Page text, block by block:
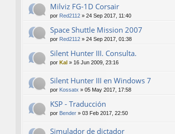
Milviz FG-1D Corsair
por Red2112 » 24 Sep 2017, 11:40
Space Shuttle Mission 2007
por Red2112 » 24 Sep 2017, 01:38
Silent Hunter III. Consulta.
por Kal » 16 Jun 2009, 23:16
Silent Hunter III en Windows 7
por Kossatx » 05 May 2017, 17:58
KSP - Traducción
por Bender » 03 Feb 2017, 22:50
Simulador de dictador